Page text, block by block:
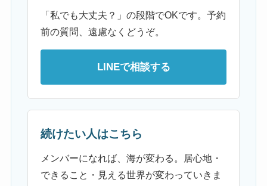
「私でも大丈夫？」の段階でOKです。予約
前の質問、遠慮なくどうぞ。
LINEで相談する
続けたい人はこちら
メンバーになれば、海が変わる。居心地・
できること・見える世界が変わっていきま